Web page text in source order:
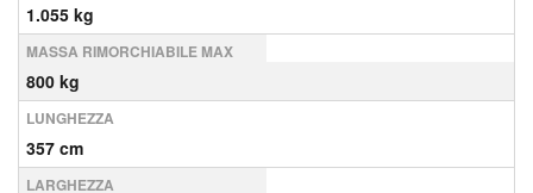
1.055 kg
MASSA RIMORCHIABILE MAX
800 kg
LUNGHEZZA
357 cm
LARGHEZZA